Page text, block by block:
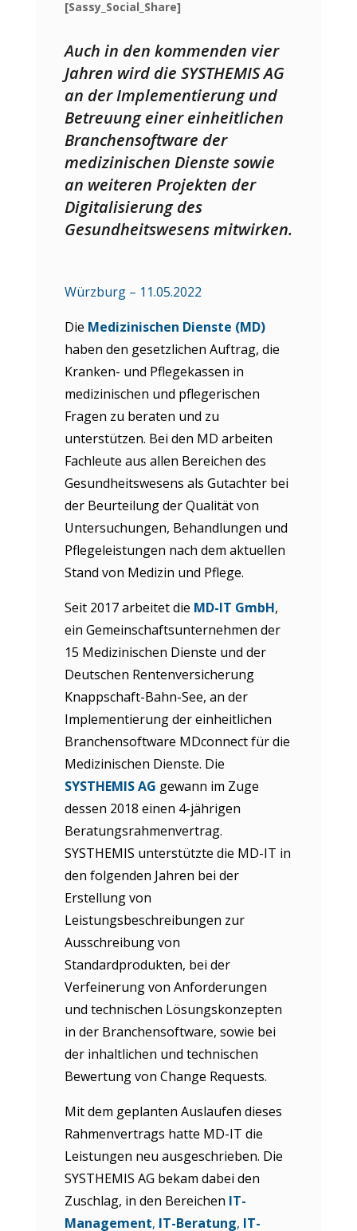
[Sassy_Social_Share]
Auch in den kommenden vier
Jahren wird die SYSTHEMIS AG
an der Implementierung und
Betreuung einer einheitlichen
Branchensoftware der
medizinischen Dienste sowie
an weiteren Projekten der
Digitalisierung des
Gesundheitswesens mitwirken.
Würzburg – 11.05.2022
Die Medizinischen Dienste (MD)
haben den gesetzlichen Auftrag, die
Kranken- und Pflegekassen in
medizinischen und pflegerischen
Fragen zu beraten und zu
unterstützen. Bei den MD arbeiten
Fachleute aus allen Bereichen des
Gesundheitswesens als Gutachter bei
der Beurteilung der Qualität von
Untersuchungen, Behandlungen und
Pflegeleistungen nach dem aktuellen
Stand von Medizin und Pflege.
Seit 2017 arbeitet die MD-IT GmbH,
ein Gemeinschaftsunternehmen der
15 Medizinischen Dienste und der
Deutschen Rentenversicherung
Knappschaft-Bahn-See, an der
Implementierung der einheitlichen
Branchensoftware MDconnect für die
Medizinischen Dienste. Die
SYSTHEMIS AG gewann im Zuge
dessen 2018 einen 4-jährigen
Beratungsrahmenvertrag.
SYSTHEMIS unterstützte die MD-IT in
den folgenden Jahren bei der
Erstellung von
Leistungsbeschreibungen zur
Ausschreibung von
Standardprodukten, bei der
Verfeinerung von Anforderungen
und technischen Lösungskonzepten
in der Branchensoftware, sowie bei
der inhaltlichen und technischen
Bewertung von Change Requests.
Mit dem geplanten Auslaufen dieses
Rahmenvertrags hatte MD-IT die
Leistungen neu ausgeschrieben. Die
SYSTHEMIS AG bekam dabei den
Zuschlag, in den Bereichen IT-
Management, IT-Beratung, IT-